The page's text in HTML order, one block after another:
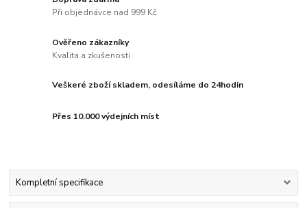
Při objednávce nad 999 Kč
Ověřeno zákazníky
Kvalita a zkušenosti
Veškeré zboží skladem, odesíláme do 24hodin
Přes 10.000 výdejních míst
Kompletní specifikace